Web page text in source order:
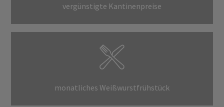
vergünstigte Kantinenpreise
monatliches Weißwurstfrühstück